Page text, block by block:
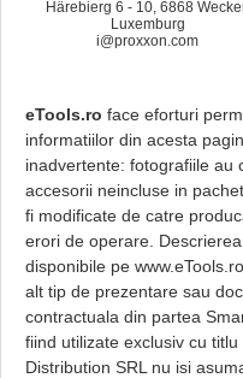
Härebierg 6 - 10, 6868
Luxemburg
i@proxxon.com
eTools.ro face eforturi
informatiilor din acesta
inadvertente: fotografiile au
accesorii neincluse in
fi modificate de catre
erori de operare.
disponibile pe
alt tip de prezentare sau
contractuala din partea
fiind utilizate exclusiv cu
Distribution SRL nu isi